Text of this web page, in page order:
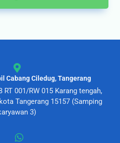
Cabang Ciledug, Tangerang
001/RW 015 Karang tengah,
Tangerang 15157 (Samping
3)